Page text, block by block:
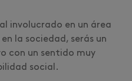
involucrado en un área
la sociedad, serás un
con un sentido muy
social.